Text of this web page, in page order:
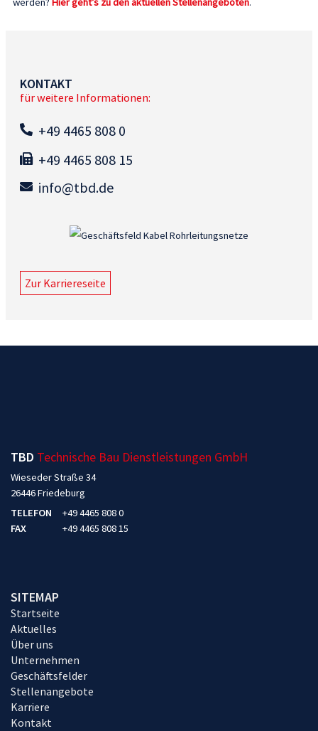
KONTAKT
für weitere Informationen:
+49 4465 808 0
+49 4465 808 15
info@tbd.de
Zur Karriereseite
TBD Technische Bau Dienstleistungen GmbH
Wieseder Straße 34
26446 Friedeburg
TELEFON
+49 4465 808 0
FAX
+49 4465 808 15
SITEMAP
Startseite
Aktuelles
Über uns
Unternehmen
Geschäftsfelder
Stellenangebote
Karriere
Kontakt